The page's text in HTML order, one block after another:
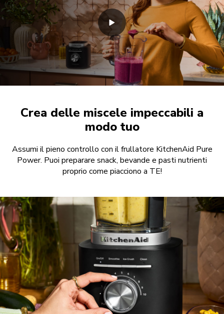
Crea delle miscele impeccabili a
modo tuo
Assumi il pieno controllo con il frullatore KitchenAid Pure
Power. Puoi preparare snack, bevande e pasti nutrienti
proprio come piacciono a TE!